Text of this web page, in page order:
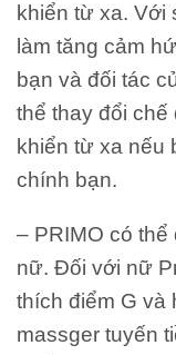
khiển từ xa. Với
làm tăng cảm
bạn và đối tác
thể thay đổi
khiển từ xa nếu
chính bạn.
– PRIMO có
nữ. Đối với nữ
thích điểm G và
massger tuyến